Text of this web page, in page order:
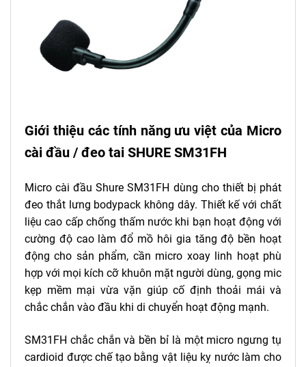
Giới thiệu các tính năng ưu việt của Micro
cài đầu / đeo tai SHURE SM31FH
Micro cài đầu Shure SM31FH dùng cho thiết bị phát
đeo thắt lưng bodypack không dây. Thiết kế với chất
liệu cao cấp chống thấm nước khi bạn hoạt động với
cường độ cao làm đổ mồ hôi gia tăng độ bền hoạt
động cho sản phẩm, cần micro xoay linh hoạt phù
hợp với mọi kích cỡ khuôn mặt người dùng, gọng mic
kẹp mềm mại vừa vặn giúp cố định thoải mái và
chắc chắn vào đầu khi di chuyển hoạt động mạnh.
SM31FH chắc chắn và bền bỉ là một micro ngưng tụ
cardioid được chế tạo bằng vật liệu kỵ nước làm cho